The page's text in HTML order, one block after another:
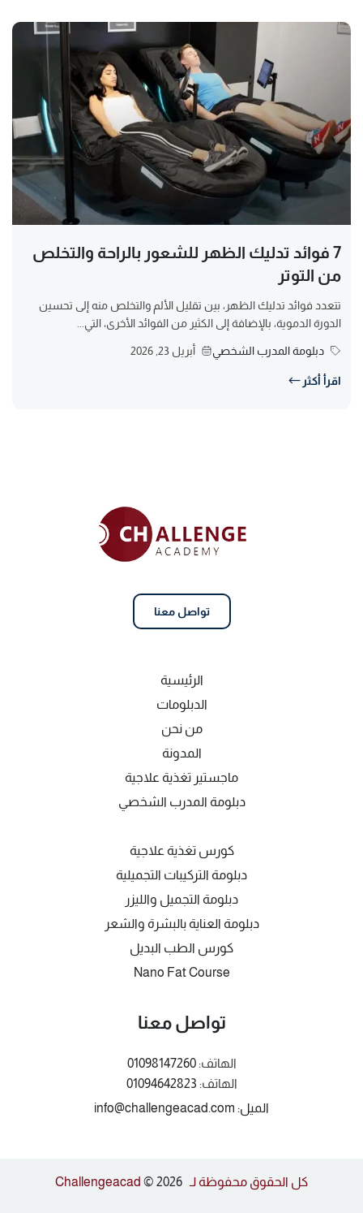
7 فوائد تدليك الظهر للشعور بالراحة والتخلص
من التوتر
تتعدد فوائد تدليك الظهر، بين تقليل الألم والتخلص منه إلى تحسين
الدورة الدموية، بالإضافة إلى الكثير من الفوائد الأخرى، التي...
دبلومة المدرب الشخصي أبريل 23, 2026
اقرأ أكثر
تواصل معنا
الرئيسية
الدبلومات
من نحن
المدونة
ماجستير تغذية علاجية
دبلومة المدرب الشخصي
كورس تغذية علاجية
دبلومة التركيبات التجميلية
دبلومة التجميل والليزر
دبلومة العناية بالبشرة والشعر
كورس الطب البديل
Nano Fat Course
تواصل معنا
الهاتف:01098147260
الهاتف: 01094642823
الميل: info@challengeacad.com
كل الحقوق محفوظة لـ Challengeacad © 2026